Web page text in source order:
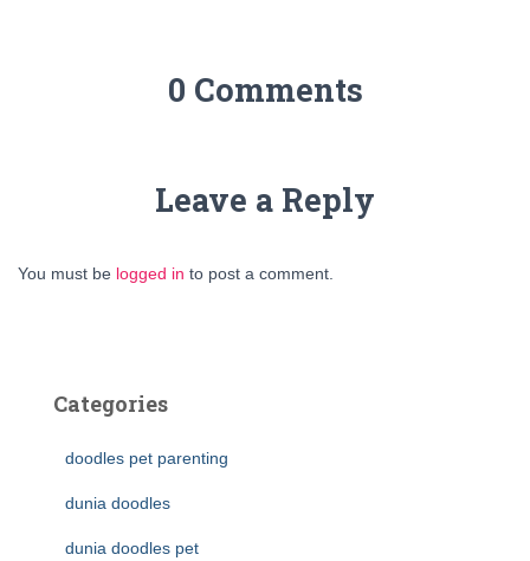
0 Comments
Leave a Reply
You must be logged in to post a comment.
Categories
doodles pet parenting
dunia doodles
dunia doodles pet